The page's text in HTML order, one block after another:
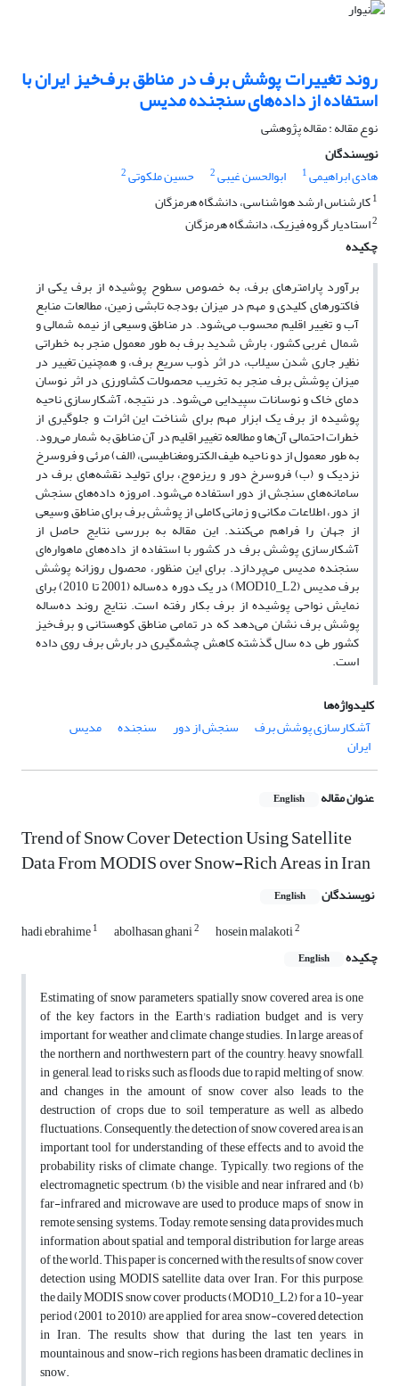
روند تغییرات پوشش برف در مناطق برف‌خیز ایران با
استفاده از داده‌های سنجنده مدیس
نوع مقاله : مقاله پژوهشی
نویسندگان
هادی ابراهیمی1 ابوالحسن غیبی2 حسین ملکوتی2
1کارشناس ارشد هواشناسی، دانشگاه هرمزگان
2استادیار گروه فیزیک، دانشگاه هرمزگان
چکیده
برآورد پارامترهای برف، به خصوص سطوح پوشیده از برف یکی از
فاکتورهای کلیدی و مهم در میزان بودجه تابشی زمین، مطالعات منابع
آب و تغییر اقلیم محسوب می‌شود. در مناطق وسیعی از نیمه شمالی و
شمال ‌غربی کشور، بارش‌ شدید برف به طور معمول منجر به خطراتی
نظیر جاری شدن سیلاب، در اثر ذوب سریع برف، و همچنین تغییر در
میزان پوشش برف منجر به تخریب محصولات کشاورزی در اثر نوسان
دمای خاک و نوسانات سپیدایی می‌شود. در نتیجه، آشکارسازی ناحیه
پوشیده از برف یک ابزار مهم برای شناخت این اثرات و جلوگیری از
خطرات احتمالی آن‌ها و مطالعه تغییر اقلیم در آن مناطق به شمار می‌رود.
به طور معمول از دو ناحیه طیف الکترومغناطیسی، (الف) مرئی و فروسرخ
نزدیک و (ب) فروسرخ دور و ریزموج، برای تولید نقشه‌های برف در
سامانه‌های سنجش از دور استفاده می‌شود. امروزه داده‌های سنجش
از دور، اطلاعات مکانی و زمانی کاملی از پوشش برف برای مناطق وسیعی
از جهان را فراهم می‌کنند. این مقاله به بررسی نتایج حاصل از
آشکارسازی پوشش برف در کشور با استفاده از داده‌های ماهواره‌ای
سنجنده مدیس می‌پردازد. برای این منظور، محصول روزانه پوشش
برف مدیس (MOD10_L2) در یک دوره ده‌‌ساله (2001 تا 2010) برای
نمایش نواحی پوشیده از برف بکار رفته است. نتایج روند ده‌ساله
پوشش برف نشان می‌دهد که در تمامی مناطق کوهستانی و برف‌خیز
کشور طی ده سال گذشته کاهش چشمگیری در بارش برف روی داده
است.
کلیدواژه‌ها
آشکارسازی پوشش برف
سنجش از دور سنجنده مدیس
ایران
عنوان مقاله English
Trend of Snow Cover Detection Using Satellite
Data From MODIS over Snow-Rich Areas in Iran
نویسندگان English
hadi ebrahime1 abolhasan ghani2 hosein malakoti2
چکیده English
Estimating of snow parameters, spatially snow covered area is one
of the key factors in the Earth's radiation budget and is very
important for weather and climate change studies. In large areas of
the northern and northwestern part of the country, heavy snowfall,
in general, lead to risks such as floods due to rapid melting of snow,
and changes in the amount of snow cover also leads to the
destruction of crops due to soil temperature as well as albedo
fluctuations. Consequently, the detection of snow covered area is an
important tool for understanding of these effects and to avoid the
probability risks of climate change. Typically, two regions of the
electromagnetic spectrum, (b) the visible and near infrared and (b)
far-infrared and microwave are used to produce maps of snow in
remote sensing systems. Today, remote sensing data provides much
information about spatial and temporal distribution for large areas
of the world. This paper is concerned with the results of snow cover
detection using MODIS satellite data over Iran. For this purpose,
the daily MODIS snow cover products (MOD10_L2) for a 10-year
period (2001 to 2010) are applied for area snow-covered detection
in Iran. The results show that during the last ten years, in
mountainous and snow-rich regions has been dramatic declines in
snow.